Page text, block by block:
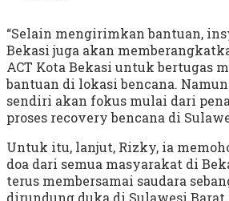
“Selain mengirimkan bantuan,
Bekasi juga akan
ACT Kota Bekasi untuk bertugas
bantuan di lokasi bencana.
sendiri akan fokus mulai dari
proses recovery bencana di
Untuk itu, lanjut, Rizky, ia
doa dari semua masyarakat di
terus membersamai saudara
dirundung duka di Sulawesi